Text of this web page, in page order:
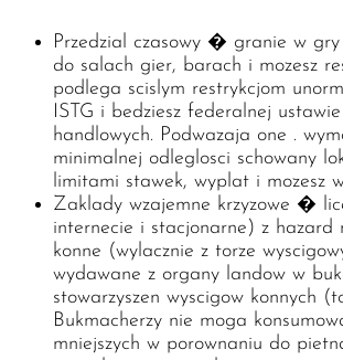
Przedzial czasowy � granie w
do salach gier, barach i mozesz
podlega scislym restrykcjom
ISTG i bedziesz federalnej
handlowych. Podwazaja one .
minimalnej odleglosci schowany
limitami stawek, wyplat i mozesz
Zaklady wzajemne krzyzowe �
internecie i stacjonarne) z hazard
konne (wylacznie z torze
wydawane z organy landow w
stowarzyszen wyscigow konnych
Bukmacherzy nie moga
mniejszych w porownaniu do